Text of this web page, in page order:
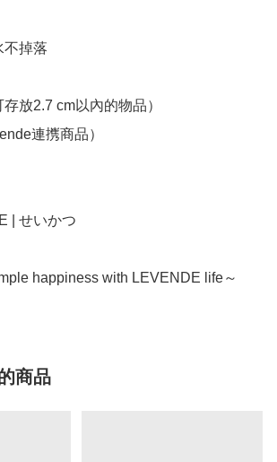
不掉落
放2.7 cm以內的物品）
連㩗商品）
| せいかつ
happiness with LEVENDE life～
商品